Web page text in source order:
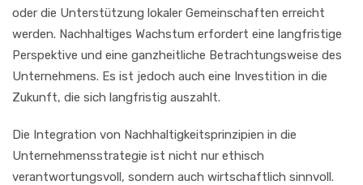
oder die Unterstützung lokaler Gemeinschaften erreicht
werden. Nachhaltiges Wachstum erfordert eine langfristige
Perspektive und eine ganzheitliche Betrachtungsweise des
Unternehmens. Es ist jedoch auch eine Investition in die
Zukunft, die sich langfristig auszahlt.
Die Integration von Nachhaltigkeitsprinzipien in die
Unternehmensstrategie ist nicht nur ethisch
verantwortungsvoll, sondern auch wirtschaftlich sinnvoll.